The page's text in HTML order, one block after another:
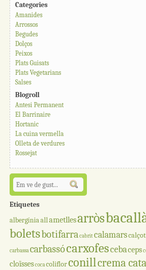
Categories
Amanides
Arrossos
Begudes
Dolços
Peixos
Plats Guisats
Plats Vegetarians
Salses
Blogroll
Antesi Permanent
El Barrinaire
Hortanic
La cuina vermella
Olleta de verdures
Rossejat
Etiquetes
albergíniaallametllesarròs
boletsbotifarracabritcalamars
carbassacarbassócarxofescebaceps
cloïssescocacoliflorconillcrema